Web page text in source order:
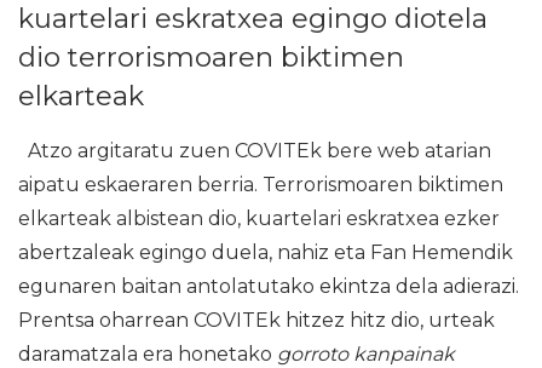
kuartelari eskratxea egingo diotela
dio terrorismoaren biktimen
elkarteak
Atzo argitaratu zuen COVITEk bere web atarian
aipatu eskaeraren berria. Terrorismoaren biktimen
elkarteak albistean dio, kuartelari eskratxea ezker
abertzaleak egingo duela, nahiz eta Fan Hemendik
egunaren baitan antolatutako ekintza dela adierazi.
Prentsa oharrean COVITEk hitzez hitz dio, urteak
daramatzala era honetako gorroto kanpainak